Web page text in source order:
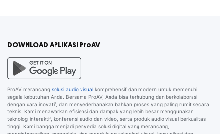
DOWNLOAD APLIKASI ProAV
ProAV merancang solusi audio visual komprehensif dan modern untuk memenuhi
segala kebutuhan Anda. Bersama ProAV, Anda bisa terhubung dan berkolaborasi
dengan cara inovatif, dan menyederhanakan bahkan proses yang paling rumit secara
teknis. Kami menawarkan efisiensi dan dampak yang lebih besar menggunakan
teknologi interaktif, konferensi audio dan video, serta produk audio visual berkualitas
tinggi. Kami bangga menjadi penyedia solusi digital yang merancang,